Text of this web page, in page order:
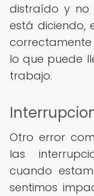
distraído y no
está diciendo,
lo que puede
trabajo.
Otro error
las
cuando
sentimos